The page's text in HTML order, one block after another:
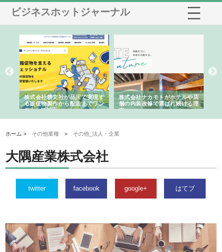
ビジネスホットジャーナル
株式会社ナカモトがホテルや店
舗の内装改修で選ばれ続ける理
由
株式会社スプリングエフが選ば
れる理由とOEMアパレル製造の
強み
ホーム > その他業種 > その他_法人・企業
大隅産業株式会社
twitter facebook google+ はてブ